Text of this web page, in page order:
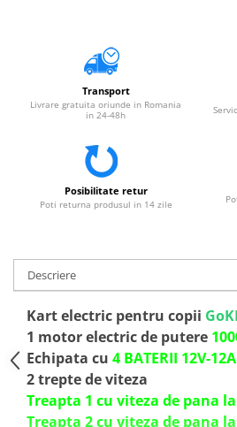
Transport
Livrare gratuita oriunde in Romania
in 24-48h
Posibilitate retur
Poti returna produsul in 14 zile
Descriere
Kart electric pentru copii
1 motor electric de putere
Echipata cu 4 BATERII 12V-
2 trepte de viteza
Treapta 1 cu viteza de pana
Treapta 2 cu viteza de pana